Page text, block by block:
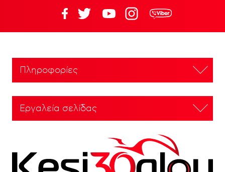
Πληροφορίες
Εργαλεία σελίδας